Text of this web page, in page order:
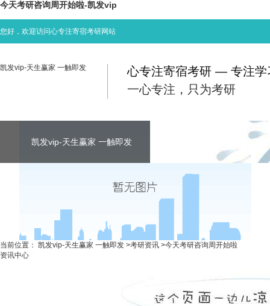
今天考研咨询周开始啦-凯发vip
您好，欢迎访问心专注寄宿考研网站
凯发vip-天生赢家 一触即发
心专注寄宿考研 — 专注学
一心专注，只为考研
凯发vip-天生赢家 一触即发 凯发vip-天生赢家 一触即发
凯发vip-天生赢家 一触即发 考研资讯
当前位置： 凯发vip-天生赢家 一触即发 >考研资讯 >今天考研咨询周开始啦
资讯中心